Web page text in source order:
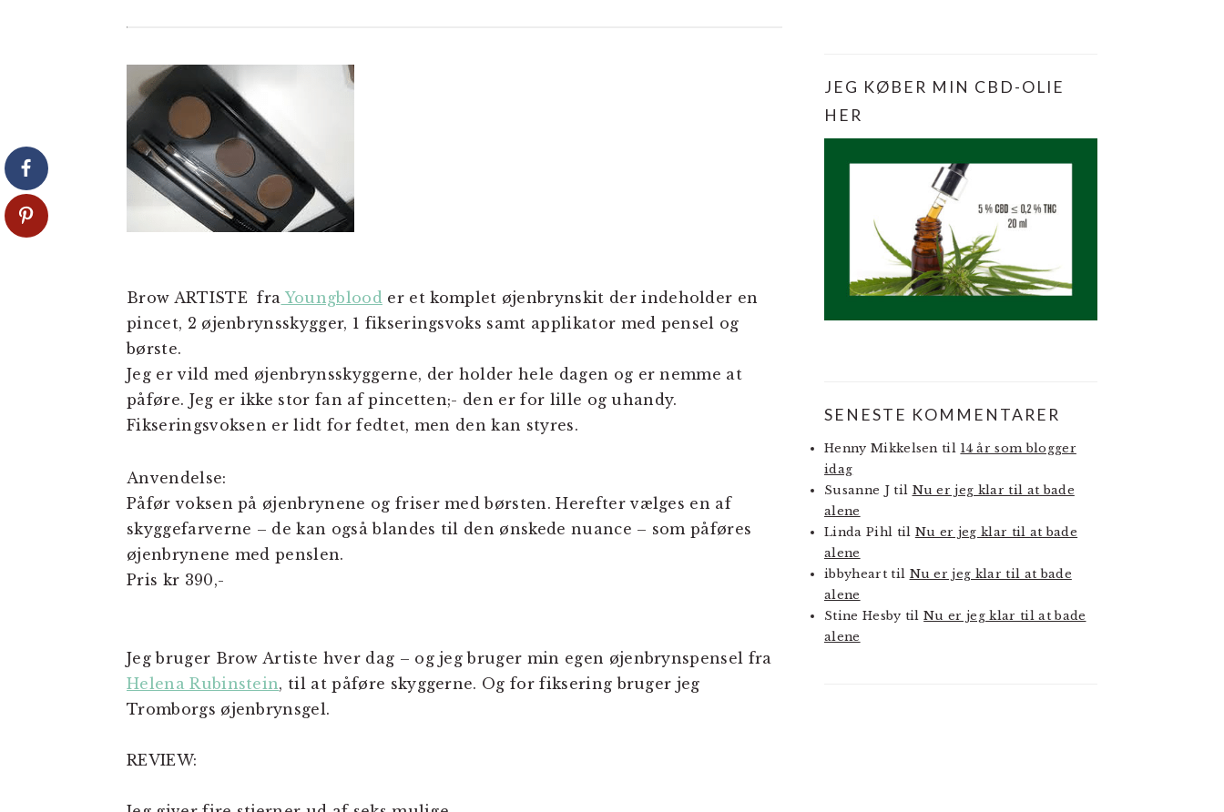
Brow ARTISTE fra Youngblooder et komplet øjenbrynskit der indeholder en
pincet, 2 øjenbrynsskygger, 1 fikseringsvoks samt applikator med pensel og
børste.
Jeg er vild med øjenbrynsskyggerne, der holder hele dagen og er nemme at
påføre. Jeg er ikke stor fan af pincetten;- den er for lille og uhandy.
Fikseringsvoksen er lidt for fedtet, men den kan styres.
Anvendelse:
Påfør voksen på øjenbrynene og friser med børsten. Herefter vælges en af
skyggefarverne – de kan også blandes til den ønskede nuance – som påføres
øjenbrynene med penslen.
Pris kr 390,-
Jeg bruger Brow Artiste hver dag – og jeg bruger min egen øjenbrynspensel fra
Helena Rubinstein, til at påføre skyggerne. Og for fiksering bruger jeg
Tromborgs øjenbrynsgel.
REVIEW:
JEG KØBER MIN CBD-OLIE
HER
SENESTE KOMMENTARER
Henny Mikkelsen til 14 år som blogger
idag
Susanne Jtil Nu er jeg klar til at bade
alene
Linda Pihl til Nu er jeg klar til at bade
alene
ibbyhearttil Nu er jeg klar til at bade
alene
Stine Hesby tilNu er jeg klar til at bade
alene